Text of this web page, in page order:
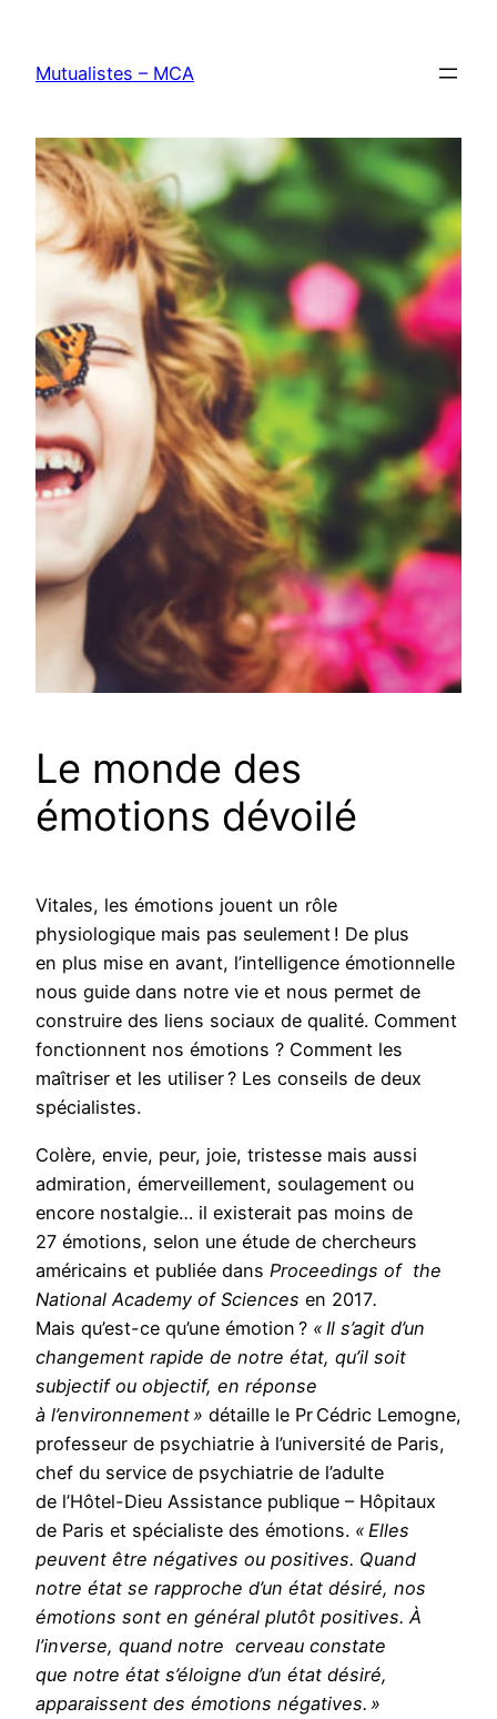
contenu
Mutualistes – MCA
Le monde des
émotions dévoilé
Vitales, les émotions jouent un rôle
physiologique mais pas seulement ! De plus
en plus mise en avant, l’intelligence émotionnelle
nous guide dans notre vie et nous permet de
construire des liens sociaux de qualité. Comment
fonctionnent nos émotions ? Comment les
maîtriser et les utiliser ? Les conseils de deux
spécialistes.
Colère, envie, peur, joie, tristesse mais aussi
admiration, émerveillement, soulagement ou
encore nostalgie… il existerait pas moins de
27 émotions, selon une étude de chercheurs
américains et publiée dans Proceedings of the
National Academy of Sciences en 2017.
Mais qu’est-ce qu’une émotion ? « Il s’agit d’un
changement rapide de notre état, qu’il soit
subjectif ou objectif, en réponse
à l’environnement » détaille le Pr Cédric Lemogne,
professeur de psychiatrie à l’université de Paris,
chef du service de psychiatrie de l’adulte
de l’Hôtel-Dieu Assistance publique – Hôpitaux
de Paris et spécialiste des émotions. « Elles
peuvent être négatives ou positives. Quand
notre état se rapproche d’un état désiré, nos
émotions sont en général plutôt positives. À
l’inverse, quand notre cerveau constate
que notre état s’éloigne d’un état désiré,
apparaissent des émotions négatives. »